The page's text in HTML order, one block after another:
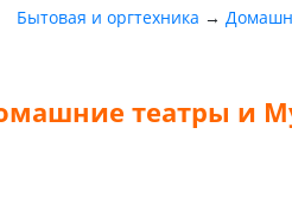
Бытовая и оргтехника →
театры и